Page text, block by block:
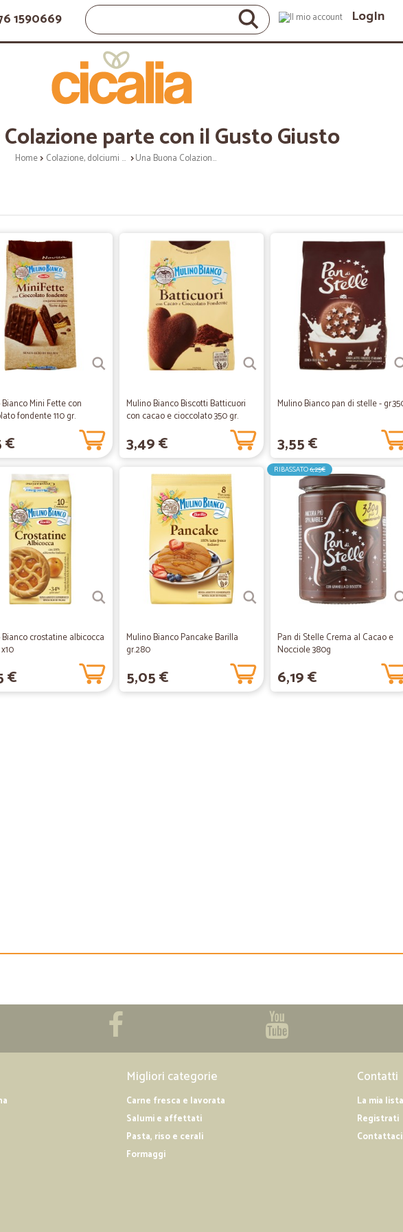
1590669 LogIn
parte con il Gusto Giusto
Home Colazione, dolciumi e snack Una Buona Colazione parte con il Gusto Giusto
Mini Fette con
fondente 110 gr.
€
Mulino Bianco Biscotti Batticuori
con cacao e cioccolato 350 gr.
3,49 €
Mulino Bianco pan di stelle -
3,55 €
crostatine albicocca
€
Mulino Bianco Pancake Barilla
gr.280
5,05 €
RIBASSATO6,25€
Pan di Stelle Crema al Cacao e
Nocciole 380g
6,19 €
Migliori categorie
Carne fresca e lavorata
Salumi e affettati
Pasta, riso e cerali
Formaggi
Contatti
La mia
Registrati
Contattaci